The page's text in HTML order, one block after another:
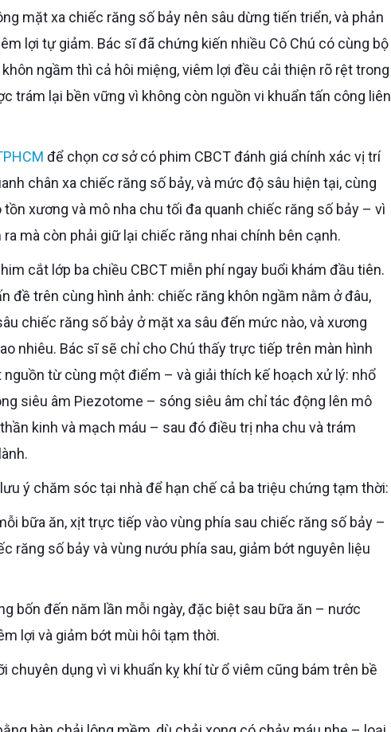
mặt xa chiếc răng số bảy nên sâu dừng tiến triển, và phản
lợi tự giảm. Bác sĩ đã chứng kiến nhiều Cô Chú có cùng bộ
ngầm thì cả hôi miệng, viêm lợi đều cải thiện rõ rệt trong
trám lại bền vững vì không còn nguồn vi khuẩn tấn công liên
để chọn cơ sở có phim CBCT đánh giá chính xác vị trí
chân xa chiếc răng số bảy, và mức độ sâu hiện tại, cùng
xương và mô nha chu tối đa quanh chiếc răng số bảy – vì
mà còn phải giữ lại chiếc răng nhai chính bên cạnh.
đề trên cùng hình ảnh: chiếc răng khôn ngầm nằm ở đâu,
chiếc răng số bảy ở mặt xa sâu đến mức nào, và xương
nhiêu. Bác sĩ sẽ chỉ cho Chú thấy trực tiếp trên màn hình
từ cùng một điểm – và giải thích kế hoạch xử lý: nhổ
siêu âm Piezotome – sóng siêu âm chỉ tác động lên mô
kinh và mạch máu – sau đó điều trị nha chu và trám
ý chăm sóc tại nhà để hạn chế cả ba triệu chứng tạm thời:
răng số bảy và vùng nướu phía sau, giảm bớt nguyên liệu
lợi và giảm bớt mùi hôi tạm thời.